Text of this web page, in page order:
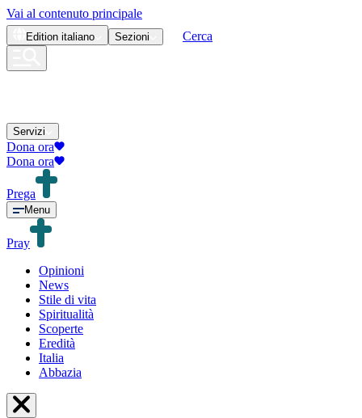
Vai al contenuto principale
Edition italiano Sezioni Cerca
Servizi
Dona ora
Dona ora
Prega
Menu
Pray
Opinioni
News
Stile di vita
Spiritualità
Scoperte
Eredità
Italia
Abbazia